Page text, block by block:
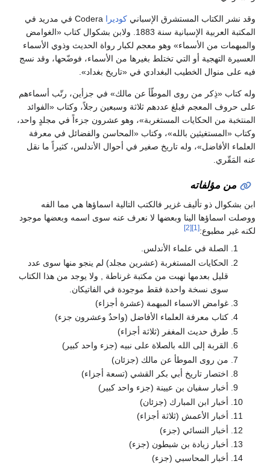
وقد نشر الكتاب المستشرق الإسباني كوديرا
Codera في مدريد في
المكتبة العربية الإسبانية سنة 1883. ولابن بشكوال كتاب «الغوامض
والمبهمات من الأسماء» وهو معجم لكبار رواة الحديث وذوي الأسماء
العسيرة التهجية أو التي تختلط بغيرها من الأسماء، فوضّحها، وقد نسج
فيه على منوال الخطيب البغدادي في «تاريخ بغداد».
وله كتاب «ذِكر من روى الموطّأ عن مالك» في جزأين، رتّب أسماءهم
على حروف المعجم فبلغ عددهم ثلاثة وسبعين رجلاً، وكتاب «الفوائد
المنتخبة من الحكايات المستغربة»، وهو عشرون جزءاً في مجلدٍ واحد،
وكتاب «المستغيثين بالله»، وكتاب «المحاسن والفضائل في معرفة
العلماء الأفاضل»، وله تاريخ صغير في أحوال الأندلس، كثيراً ما نقل
عنه المَقّري.
من مؤلفاته
ابن بشكوال ذو تأليف غزير فالكتب التالية اسماؤها هي مما الفه
ووصلت اسماؤها الينا وبعضها لا نعرف عنه سوى اسمه وبعضها موجود
لكنه غير مطبوع:[1]
[2]
الصلة في علماء الأندلس.
الحكايات المستغربة (عشرين مجلد) لم ينجو منها سوى عدد
قليل بعدمها نهبت من مكتبة غرناطة , ولا يوجد من هذا الكتاب
سوى نسخة واحدة فقط موجودة في الفاتيكان.
غوامض الاسماء المبهمة (عشرة أجزاء)
كتاب معرفة العلماء الأفاضل (واحدٌ وعشرون جزء)
طرق حديث المغفر (ثلاثة أجزاء)
القربة إلى الله بالصلاة على نبيه (جزء واحد كبير)
من روى الموطأ عن مالك (جزئان)
اختصار تاريخ أبي بكر القشي (تسعة أجزاء)
أخبار سفيان بن عيينة (جزء واحد كبير)
أخبار ابن المبارك (جزئان)
أخبار الأعمش (ثلاثة أجزاء)
أخبار النسائي (جزء)
أخبار زيادة بن شبطون (جزء)
أخبار المحاسبي (جزء)